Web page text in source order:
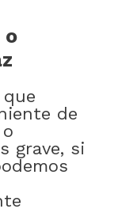
o
de
grave, si